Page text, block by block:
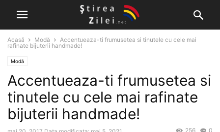
Acasă Modă
Accentueaza-ti frumusetea si tinutele cu cele mai
rafinate bijuterii handmade!
Modă
Accentueaza-ti frumusetea si
tinutele cu cele mai rafinate
bijuterii handmade!
0
256